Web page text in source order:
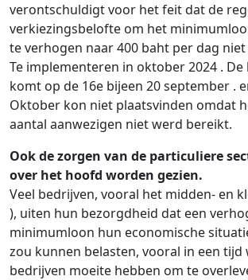
verontschuldigt voor het feit dat de
verkiezingsbelofte om het
te verhogen naar 400 baht per dag
Te implementeren in oktober 2024 .
komt op de 16e bijeen 20 september .
Oktober kon niet plaatsvinden omdat
aantal aanwezigen niet werd bereikt.
Ook de zorgen van de particuliere
over het hoofd worden gezien.
Veel bedrijven, vooral het midden- en
), uiten hun bezorgdheid dat een
minimumloon hun economische
zou kunnen belasten, vooral in een tijd
bedrijven moeite hebben om te